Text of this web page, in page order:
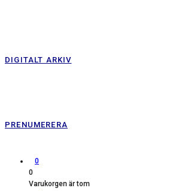
DIGITALT ARKIV
PRENUMERERA
0
0
Varukorgen är tom